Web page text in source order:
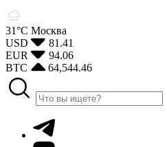
31°С Москва
USD
81.41
EUR
94.06
BTC
64,544.46